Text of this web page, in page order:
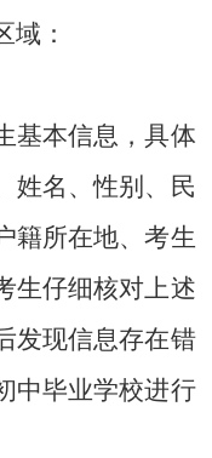
域：
基本信息，具体
姓名、性别、民
籍所在地、考生
生仔细核对上述
发现信息存在错
中毕业学校进行